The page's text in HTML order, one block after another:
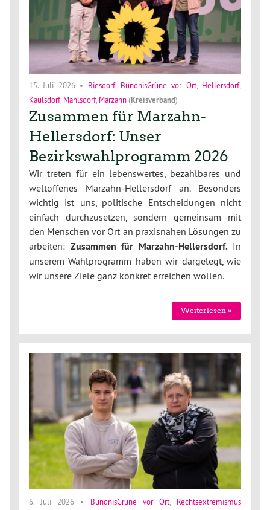
15. Juli 2026• Biesdorf, BündnisGrüne vor Ort, Hellersdorf,
Kaulsdorf, Mahlsdorf, Marzahn (Kreisverband)
Zusammen für Marzahn-
Hellersdorf: Unser
Bezirkswahlprogramm 2026
Wir treten für ein lebenswertes, bezahlbares und
weltoffenes Marzahn-Hellersdorf an. Besonders
wichtig ist uns, politische Entscheidungen nicht
einfach durchzusetzen, sondern gemeinsam mit
den Menschen vor Ort an praxisnahen Lösungen zu
arbeiten: Zusammen für Marzahn-Hellersdorf.In
unserem Wahlprogramm haben wir dargelegt, wie
wir unsere Ziele ganz konkret erreichen wollen.
Weiterlesen »
6. Juli 2026 • BündnisGrüne vor Ort, Rechtsextremismus